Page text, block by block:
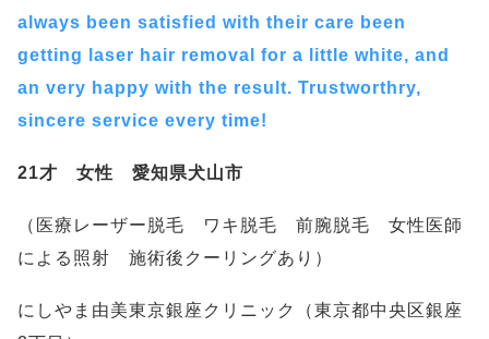
always been satisfied with their care been
getting laser hair removal for a little white, and
an very happy with the result. Trustworthry,
sincere service every time!
21才 女性 愛知県犬山市
（医療レーザー脱毛 ワキ脱毛 前腕脱毛 女性医師
による照射 施術後クーリングあり）
にしやま由美東京銀座クリニック（東京都中央区銀座